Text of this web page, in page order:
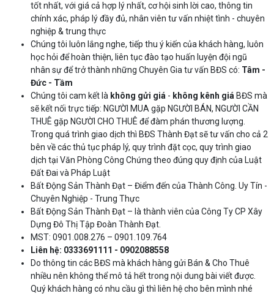
tốt nhất, với giá cả hợp lý nhất, cơ hội sinh lời cao, thông tin
chính xác, pháp lý đầy đủ, nhân viên tư vấn nhiệt tình - chuyên
nghiệp & trung thực
Chúng tôi luôn lắng nghe, tiếp thu ý kiến của khách hàng, luôn
học hỏi để hoàn thiện, liên tục đào tạo huấn luyện đội ngũ
nhân sự để trở thành những Chuyên Gia tư vấn BĐS có: Tâm -
Đức - Tầm
Chúng tôi cam kết là không gửi giá - không kênh giá BĐS mà
sẽ kết nối trực tiếp: NGƯỜI MUA gặp NGƯỜI BÁN, NGƯỜI CẦN
THUÊ gặp NGƯỜI CHO THUÊ để đàm phán thương lượng.
Trong quá trình giao dịch thì BĐS Thành Đạt sẽ tư vấn cho cả 2
bên về các thủ tục pháp lý, quy trình đặt cọc, quy trình giao
dịch tại Văn Phòng Công Chứng theo đúng quy định của Luật
Đất Đai và Pháp Luật
Bất Động Sản Thành Đạt – Điểm đến của Thành Công. Uy Tín -
Chuyên Nghiệp - Trung Thực
Bất Động Sản Thành Đạt – là thành viên của Công Ty CP Xây
Dựng Đô Thị Tập Đoàn Thành Đạt.
MST: 0901.008.276 – 0901.109.764
Liên hệ: 0333691111 - 0902088558
Do thông tin các BĐS mà khách hàng gửi Bán & Cho Thuê
nhiều nên không thể mô tả hết trong nội dung bài viết được.
Quý khách hàng có nhu cầu gì thì liên hệ cho bên mình nhé